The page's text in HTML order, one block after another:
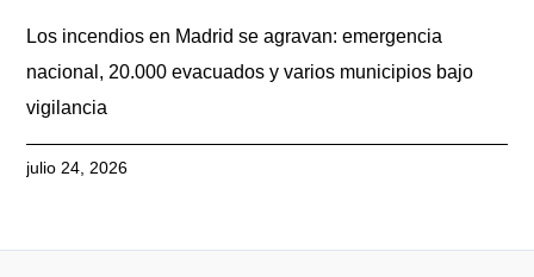
Los incendios en Madrid se agravan: emergencia
nacional, 20.000 evacuados y varios municipios bajo
vigilancia
julio 24, 2026